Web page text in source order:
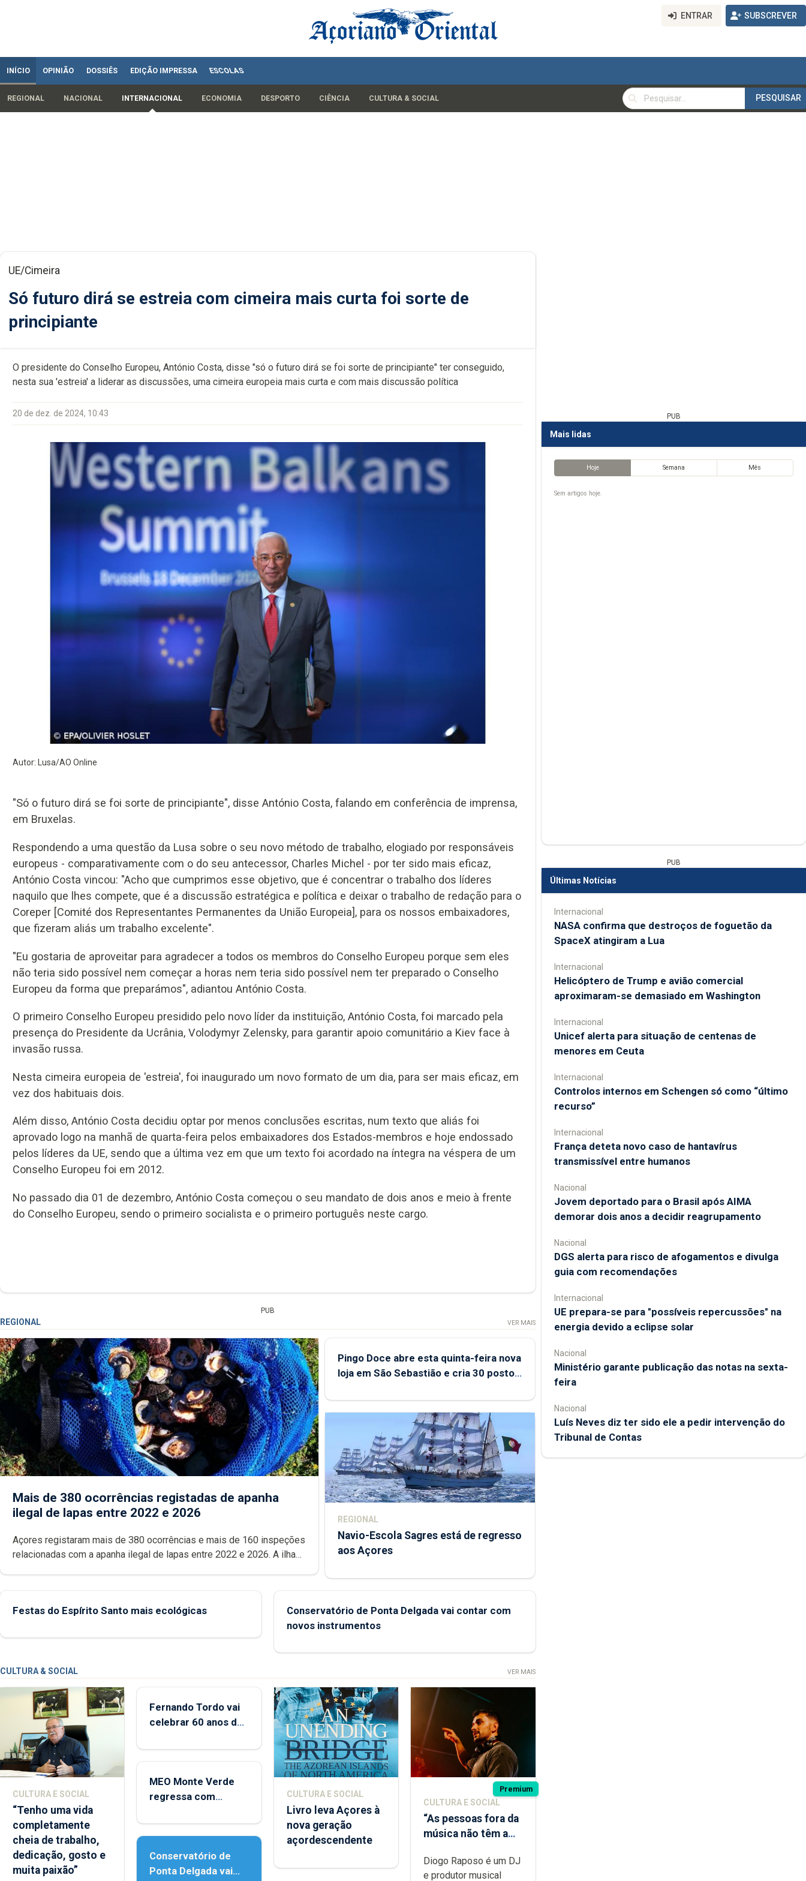
ENTRAR SUBSCREVER
INÍCIO OPINIÃO DOSSIÊS EDIÇÃO IMPRESSA ESCOLAS
REGIONAL NACIONAL INTERNACIONAL ECONOMIA DESPORTO CIÊNCIA CULTURA & SOCIAL
PESQUISAR
PESQUISAR
UE/Cimeira
Só futuro dirá se estreia com cimeira mais curta foi sorte de
principiante
O presidente do Conselho Europeu, António Costa, disse "só o futuro dirá se foi sorte de principiante" ter conseguido,
nesta sua 'estreia' a liderar as discussões, uma cimeira europeia mais curta e com mais discussão política
20 de dez. de 2024, 10:43
Autor: Lusa/AO Online
"Só o futuro dirá se foi sorte de principiante", disse António Costa, falando em conferência de imprensa,
em Bruxelas.
Respondendo a uma questão da Lusa sobre o seu novo método de trabalho, elogiado por responsáveis
europeus - comparativamente com o do seu antecessor, Charles Michel - por ter sido mais eficaz,
António Costa vincou: "Acho que cumprimos esse objetivo, que é concentrar o trabalho dos líderes
naquilo que lhes compete, que é a discussão estratégica e política e deixar o trabalho de redação para o
Coreper [Comité dos Representantes Permanentes da União Europeia], para os nossos embaixadores,
que fizeram aliás um trabalho excelente".
"Eu gostaria de aproveitar para agradecer a todos os membros do Conselho Europeu porque sem eles
não teria sido possível nem começar a horas nem teria sido possível nem ter preparado o Conselho
Europeu da forma que preparámos", adiantou António Costa.
O primeiro Conselho Europeu presidido pelo novo líder da instituição, António Costa, foi marcado pela
presença do Presidente da Ucrânia, Volodymyr Zelensky, para garantir apoio comunitário a Kiev face à
invasão russa.
Nesta cimeira europeia de 'estreia', foi inaugurado um novo formato de um dia, para ser mais eficaz, em
vez dos habituais dois.
Além disso, António Costa decidiu optar por menos conclusões escritas, num texto que aliás foi
aprovado logo na manhã de quarta-feira pelos embaixadores dos Estados-membros e hoje endossado
pelos líderes da UE, sendo que a última vez em que um texto foi acordado na íntegra na véspera de um
Conselho Europeu foi em 2012.
No passado dia 01 de dezembro, António Costa começou o seu mandato de dois anos e meio à frente
do Conselho Europeu, sendo o primeiro socialista e o primeiro português neste cargo.
PUB
REGIONAL VER MAIS
Mais de 380 ocorrências registadas de apanha
ilegal de lapas entre 2022 e 2026
Açores registaram mais de 380 ocorrências e mais de 160 inspeções
relacionadas com a apanha ilegal de lapas entre 2022 e 2026. A ilha
Pingo Doce abre esta quinta-feira nova
loja em São Sebastião e cria 30 postos
REGIONAL
Navio-Escola Sagres está de regresso
aos Açores
Festas do Espírito Santo mais ecológicas
Conservatório de Ponta Delgada vai contar com
novos instrumentos
CULTURA & SOCIAL VER MAIS
CULTURA E SOCIAL
“Tenho uma vida
completamente
cheia de trabalho,
dedicação, gosto e
muita paixão”
Fernando Tordo vai
celebrar 60 anos de
Micaelense
MEO Monte Verde
regressa com
acessibilidade
Conservatório de
Ponta Delgada vai
CULTURA E SOCIAL
Livro leva Açores à
nova geração
açordescendente
Premium
CULTURA E SOCIAL
“As pessoas fora da
música não têm a
difícil é produzir
uma música”
Diogo Raposo é um DJ
e produtor musical
PUB
Mais lidas
Hoje Semana Mês
Sem artigos hoje.
PUB
Últimas Notícias
Internacional
NASA confirma que destroços de foguetão da
SpaceX atingiram a Lua
Internacional
Helicóptero de Trump e avião comercial
aproximaram-se demasiado em Washington
Internacional
Unicef alerta para situação de centenas de
menores em Ceuta
Internacional
Controlos internos em Schengen só como “último
recurso”
Internacional
França deteta novo caso de hantavírus
transmissível entre humanos
Nacional
Jovem deportado para o Brasil após AIMA
demorar dois anos a decidir reagrupamento
Nacional
DGS alerta para risco de afogamentos e divulga
guia com recomendações
Internacional
UE prepara-se para "possíveis repercussões" na
energia devido a eclipse solar
Nacional
Ministério garante publicação das notas na sexta-
feira
Nacional
Luís Neves diz ter sido ele a pedir intervenção do
Tribunal de Contas